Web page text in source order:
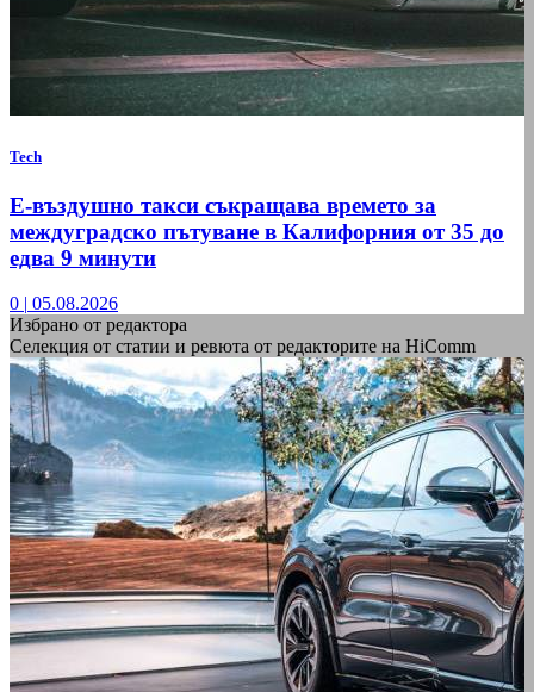
Tech
Е-въздушно такси съкращава времето за
междуградско пътуване в Калифорния от 35 до
едва 9 минути
0
05.08.2026
Избрано от редактора
Селекция от статии и ревюта от редакторите на HiComm